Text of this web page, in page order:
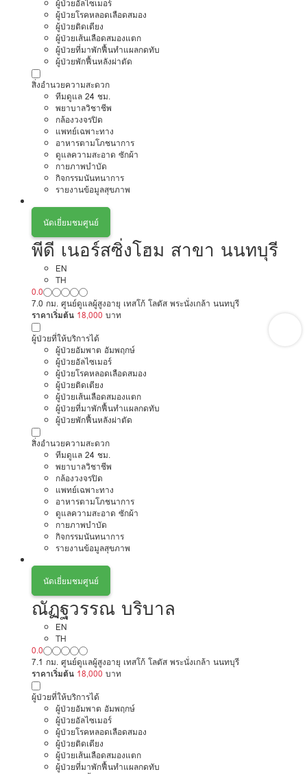
ผู้ป่วยอัลไซเมอร์
ผู้ป่วยโรคหลอดเลือดสมอง
ผู้ป่วยติดเตียง
ผู้ป่วยเส้นเลือดสมองแตก
ผู้ป่วยที่มาพักฟื้นทำแผลกดทับ
ผู้ป่วยพักฟื้นหลังผ่าตัด
สิ่งอำนวยความสะดวก
ทีมดูแล 24 ชม.
พยาบาลวิชาชีพ
กล้องวงจรปิด
แพทย์เฉพาะทาง
อาหารตามโภชนาการ
ดูแลความสะอาด ซักผ้า
กายภาพบำบัด
กิจกรรมนันทนาการ
รายงานข้อมูลสุขภาพ
นัดเยี่ยมชมศูนย์
พีดี เนอร์สซิ่งโฮม สาขา นนทบุรี
EN
TH
0.0
7.0 กม. ศูนย์ดูแลผู้สูงอายุ เทสโก้ โลตัส พระนั่งเกล้า นนทบุรี
ราคาเริ่มต้น 18,000 บาท
ผู้ป่วยที่ให้บริการได้
ผู้ป่วยอัมพาต อัมพฤกษ์
ผู้ป่วยอัลไซเมอร์
ผู้ป่วยโรคหลอดเลือดสมอง
ผู้ป่วยติดเตียง
ผู้ป่วยเส้นเลือดสมองแตก
ผู้ป่วยที่มาพักฟื้นทำแผลกดทับ
ผู้ป่วยพักฟื้นหลังผ่าตัด
สิ่งอำนวยความสะดวก
ทีมดูแล 24 ชม.
พยาบาลวิชาชีพ
กล้องวงจรปิด
แพทย์เฉพาะทาง
อาหารตามโภชนาการ
ดูแลความสะอาด ซักผ้า
กายภาพบำบัด
กิจกรรมนันทนาการ
รายงานข้อมูลสุขภาพ
นัดเยี่ยมชมศูนย์
ณัฏฐวรรณ บริบาล
EN
TH
0.0
7.1 กม. ศูนย์ดูแลผู้สูงอายุ เทสโก้ โลตัส พระนั่งเกล้า นนทบุรี
ราคาเริ่มต้น 18,000 บาท
ผู้ป่วยที่ให้บริการได้
ผู้ป่วยอัมพาต อัมพฤกษ์
ผู้ป่วยอัลไซเมอร์
ผู้ป่วยโรคหลอดเลือดสมอง
ผู้ป่วยติดเตียง
ผู้ป่วยเส้นเลือดสมองแตก
ผู้ป่วยที่มาพักฟื้นทำแผลกดทับ